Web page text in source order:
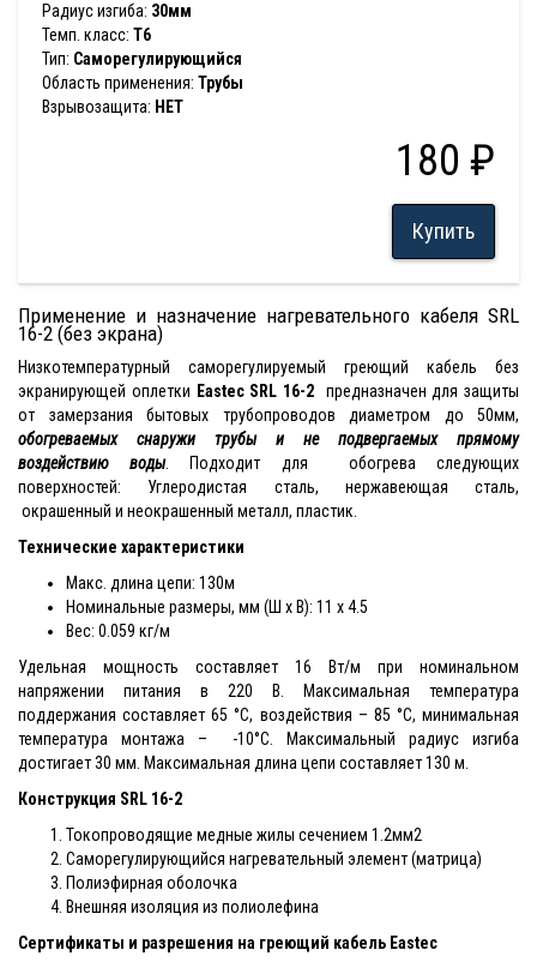
Радиус изгиба: 30мм
Темп. класс: T6
Тип: Саморегулирующийся
Область применения: Трубы
Взрывозащита: НЕТ
180 ₽
Купить
Применение и назначение нагревательного кабеля SRL
16-2 (без экрана)
Низкотемпературный саморегулируемый греющий кабель без
экранирующей оплетки Eastec SRL 16-2 предназначен для защиты
от замерзания бытовых трубопроводов диаметром до 50мм,
обогреваемых снаружи трубы и не подвергаемых прямому
воздействию воды. Подходит для обогрева следующих
поверхностей: Углеродистая сталь, нержавеющая сталь,
окрашенный и неокрашенный металл, пластик.
Технические характеристики
Макс. длина цепи: 130м
Номинальные размеры, мм (Ш x В): 11 x 4.5
Вес: 0.059 кг/м
Удельная мощность составляет 16 Вт/м при номинальном
напряжении питания в 220 В. Максимальная температура
поддержания составляет 65 °С, воздействия – 85 °С, минимальная
температура монтажа – -10°С. Максимальный радиус изгиба
достигает 30 мм. Максимальная длина цепи составляет 130 м.
Конструкция SRL 16-2
Токопроводящие медные жилы сечением 1.2мм2
Саморегулирующийся нагревательный элемент (матрица)
Полиэфирная оболочка
Внешняя изоляция из полиолефина
Сертификаты и разрешения на греющий кабель Eastec